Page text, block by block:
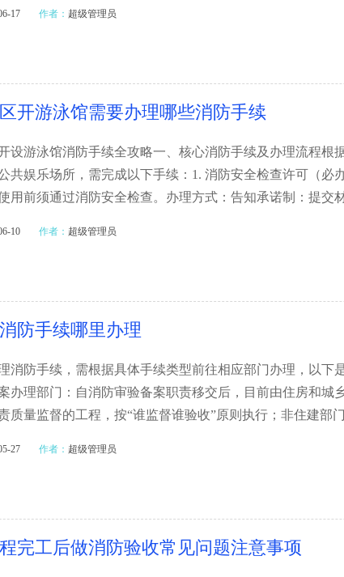
17 作者： 超级管理员
开游泳馆需要办理哪些消防手续
设游泳馆消防手续全攻略一、核心消防手续及办理流程根
共娱乐场所，需完成以下手续：1. 消防安全检查许可（
用前须通过消防安全检查。办理方式：告知承诺制：提交
10 作者： 超级管理员
防手续哪里办理
消防手续，需根据具体手续类型前往相应部门办理，以下
办理部门：自消防审验备案职责移交后，目前由住房和城
质量监督的工程，按“谁监督谁验收”原则执行；非住建部
27 作者： 超级管理员
完工后做消防验收常见问题注意事项